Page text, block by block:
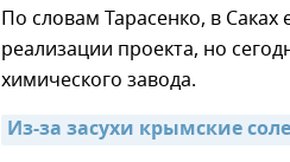
По словам Тарасенко, в
реализации проекта, но
химического завода.
Из-за засухи крымские